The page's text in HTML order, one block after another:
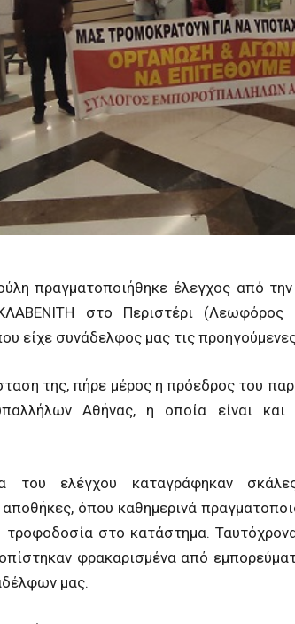
πραγματοποιήθηκε έλεγχος από
στο Περιστέρι
είχε συνάδελφος μας τις
της, πήρε μέρος η πρόεδρος του
Αθήνας, η οποία είναι
του ελέγχου καταγράφηκαν
αποθήκες, όπου καθημερινά
στο κατάστημα.
φρακαρισμένα από
μας.